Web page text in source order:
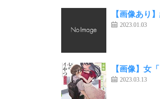
【画像あり
2023.01.03
【画像】女
2023.03.13